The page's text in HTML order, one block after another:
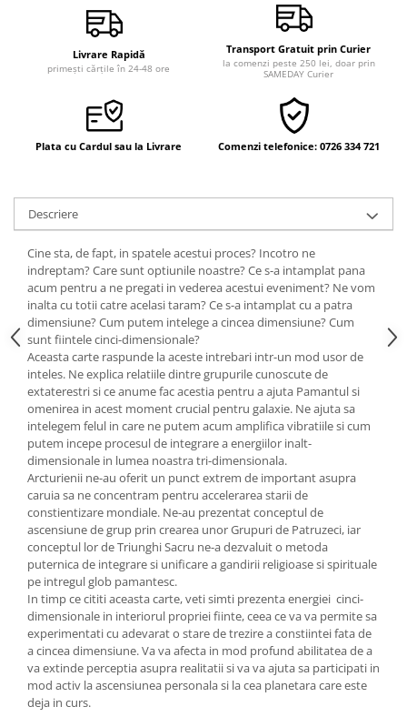
Vindecare spirituală
Supă de pui pentru suflet
Oracol
Spiritualitate şi ştiinţă
Fără categorie
Cunoaștere
Livrare Rapidă
primești cărțile în 24-48 ore
Transport Gratuit prin Curier
la comenzi peste 250 lei, doar prin
SAMEDAY Curier
Plata cu Cardul sau la Livrare Comenzi telefonice: 0726 334 721
Descriere
Cine sta, de fapt, in spatele acestui proces? Incotro ne
indreptam? Care sunt optiunile noastre? Ce s-a intamplat pana
acum pentru a ne pregati in vederea acestui eveniment? Ne vom
inalta cu totii catre acelasi taram? Ce s-a intamplat cu a patra
dimensiune? Cum putem intelege a cincea dimensiune? Cum
sunt fiintele cinci-dimensionale?
Aceasta carte raspunde la aceste intrebari intr-un mod usor de
inteles. Ne explica relatiile dintre grupurile cunoscute de
extaterestri si ce anume fac acestia pentru a ajuta Pamantul si
omenirea in acest moment crucial pentru galaxie. Ne ajuta sa
intelegem felul in care ne putem acum amplifica vibratiile si cum
putem incepe procesul de integrare a energiilor inalt-
dimensionale in lumea noastra tri-dimensionala.
Arcturienii ne-au oferit un punct extrem de important asupra
caruia sa ne concentram pentru accelerarea starii de
constientizare mondiale. Ne-au prezentat conceptul de
ascensiune de grup prin crearea unor Grupuri de Patruzeci, iar
conceptul lor de Triunghi Sacru ne-a dezvaluit o metoda
puternica de integrare si unificare a gandirii religioase si spirituale
pe intregul glob pamantesc.
In timp ce cititi aceasta carte, veti simti prezenta energiei cinci-
dimensionale in interiorul propriei fiinte, ceea ce va va permite sa
experimentati cu adevarat o stare de trezire a constiintei fata de
a cincea dimensiune. Va va afecta in mod profund abilitatea de a
va extinde perceptia asupra realitatii si va va ajuta sa participati in
mod activ la ascensiunea personala si la cea planetara care este
deja in curs.